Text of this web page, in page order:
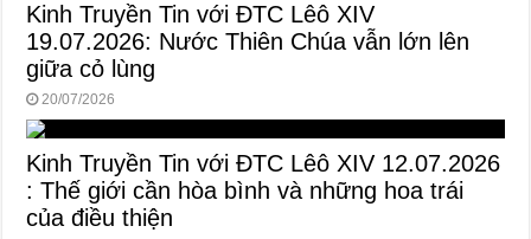
Kinh Truyền Tin với ĐTC Lêô XIV
19.07.2026: Nước Thiên Chúa vẫn lớn lên
giữa cỏ lùng
20/07/2026
Kinh Truyền Tin với ĐTC Lêô XIV 12.07.2026
: Thế giới cần hòa bình và những hoa trái
của điều thiện